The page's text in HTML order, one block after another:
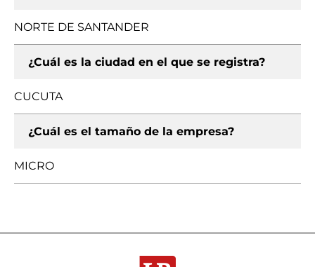
NORTE DE SANTANDER
¿Cuál es la ciudad en el que se registra?
CUCUTA
¿Cuál es el tamaño de la empresa?
MICRO